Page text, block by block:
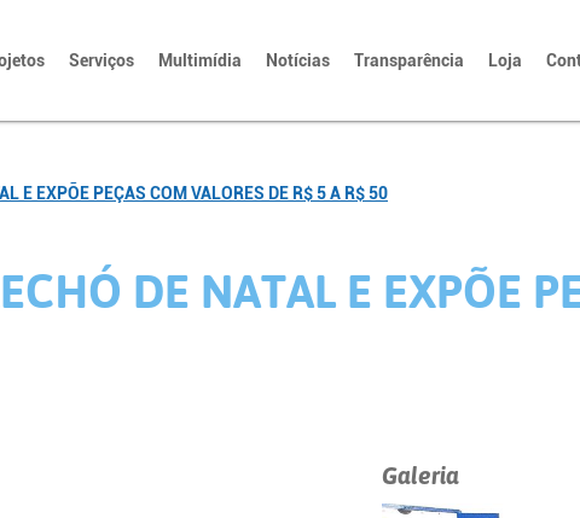
Serviços Multimídia Notícias Transparência Loja
E EXPÕE PEÇAS COM VALORES DE R$ 5 A R$ 50
DE NATAL E EXPÕE
Galeria